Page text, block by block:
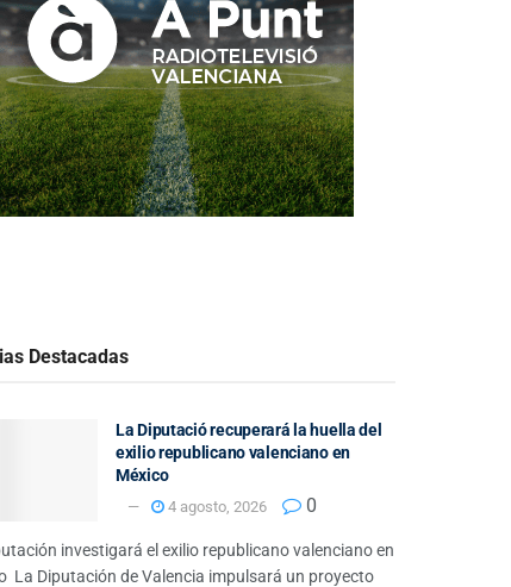
Destacadas
La Diputació recuperará la huella del
exilio republicano valenciano en
México
4 agosto, 2026 0
investigará el exilio republicano valenciano en
La Diputación de Valencia impulsará un proyecto